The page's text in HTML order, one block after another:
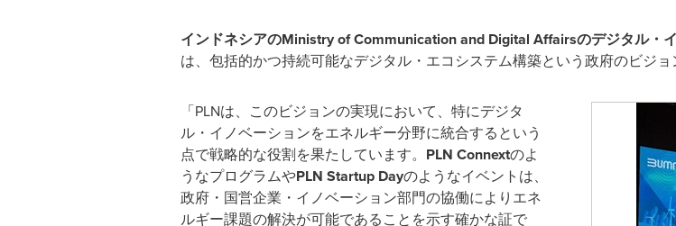
インドネシアのMinistry of Communication and Digital Affairsのデジタル・
は、包括的かつ持続可能なデジタル・エコシステム構築という政府のビジョ
「PLNは、このビジョンの実現において、特にデジタ
ル・イノベーションをエネルギー分野に統合するという
点で戦略的な役割を果たしています。 PLN Connextのよ
うなプログラムやPLN Startup Dayのようなイベントは、
政府・国営企業・イノベーション部門の協働によりエネ
ルギー課題の解決が可能であることを示す確かな証で